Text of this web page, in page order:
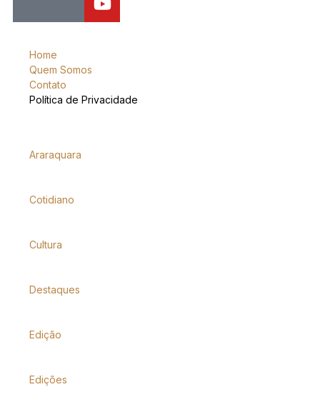
Home
Quem Somos
Contato
Política de Privacidade
Araraquara
Cotidiano
Cultura
Destaques
Edição
Edições